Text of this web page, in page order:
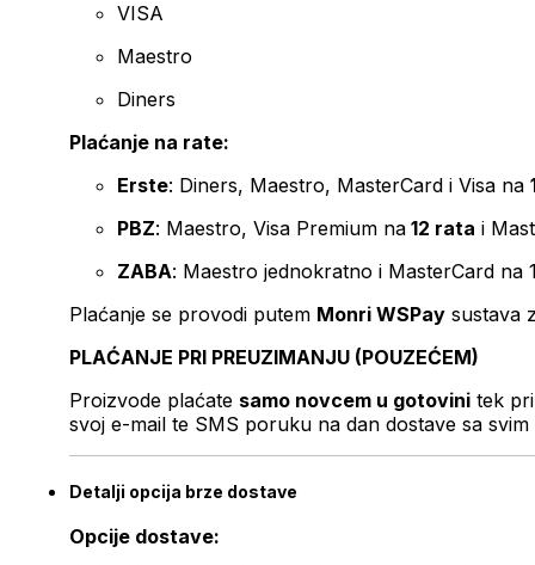
VISA
Maestro
Diners
Plaćanje na rate:
Erste: Diners, Maestro, MasterCard i Visa na
PBZ: Maestro, Visa Premium na 12 rata i
ZABA: Maestro jednokratno i MasterCard na
Plaćanje se provodi putem Monri WSPay sustava
PLAĆANJE PRI PREUZIMANJU (POUZEĆEM)
Proizvode plaćate samo novcem u gotovini tek
svoj e-mail te SMS poruku na dan dostave sa svim
Detalji opcija brze dostave
Opcije dostave: